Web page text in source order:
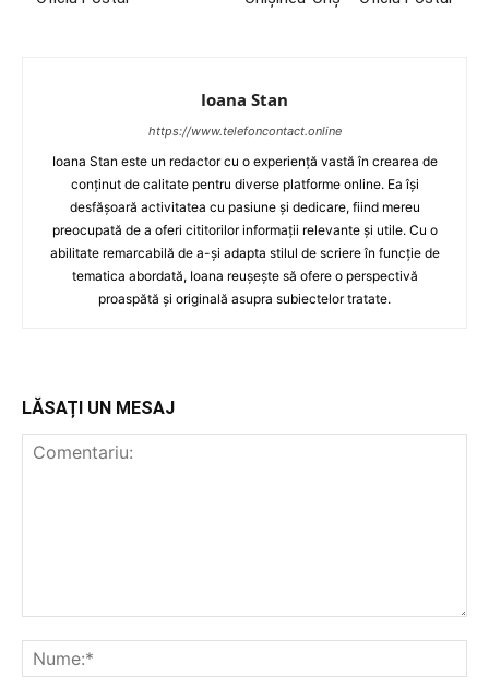
Ioana Stan
https://www.telefoncontact.online
Ioana Stan este un redactor cu o experiență vastă în crearea de
conținut de calitate pentru diverse platforme online. Ea își
desfășoară activitatea cu pasiune și dedicare, fiind mereu
preocupată de a oferi cititorilor informații relevante și utile. Cu o
abilitate remarcabilă de a-și adapta stilul de scriere în funcție de
tematica abordată, Ioana reușește să ofere o perspectivă
proaspătă și originală asupra subiectelor tratate.
LĂSAȚI UN MESAJ